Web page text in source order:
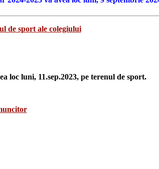
de sport ale colegiului
loc luni, 11.sep.2023, pe terenul de sport.